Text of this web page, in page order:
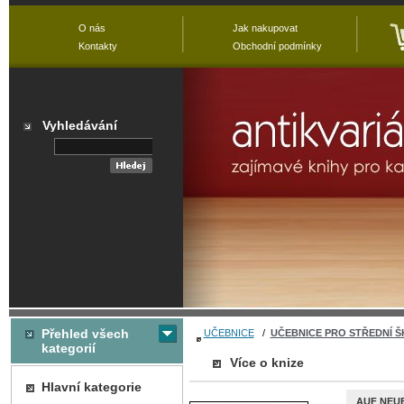
UČEBNICE/ UČEBNICE PRO STŘEDNÍ
Více o knize
AUF
Přehled všech
kategorií
Hlavní kategorie
O nás
Kontakty
Jak nakupovat
Obchodní podmínky
Vyhledávání